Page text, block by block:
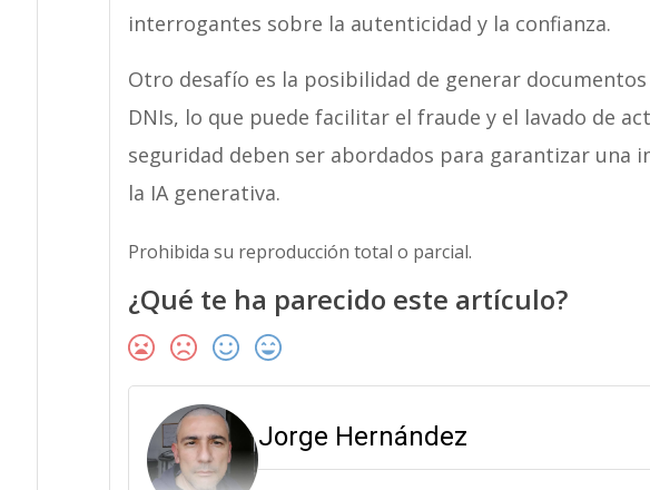
interrogantes sobre la autenticidad y la confianza.
Otro desafío es la posibilidad de generar
DNIs, lo que puede facilitar el fraude y el lavado de
seguridad deben ser abordados para garantizar una
la IA generativa.
Prohibida su reproducción total o parcial.
¿Qué te ha parecido este artículo?
Jorge Hernández